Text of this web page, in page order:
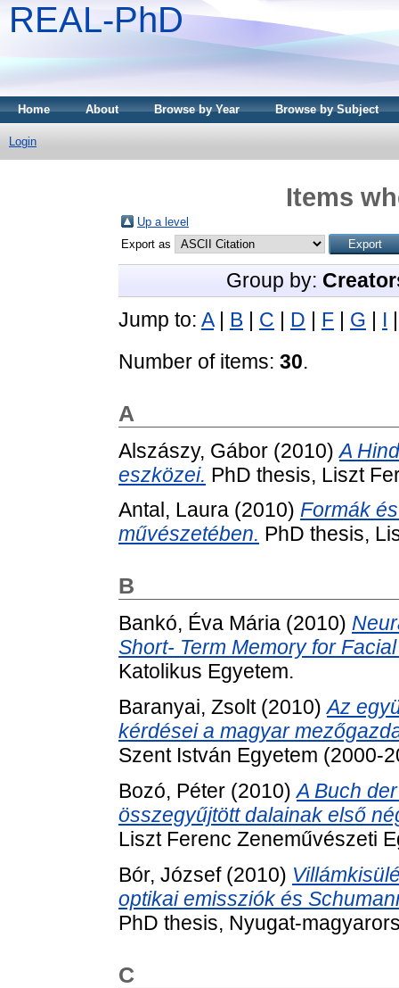
REAL-PhD
Home About Browse by Year Browse by Subject
Login
Items
Up a level
Export as
Group by:
Jump to: A| B | C | D | F | G | I
Number of items: 30.
A
Alszászy, Gábor (2010)A
eszközei. PhD thesis, Liszt
Antal, Laura (2010) Formák
művészetében. PhD thesis,
B
Bankó, Éva Mária (2010)
Short- Term Memory for
Katolikus Egyetem.
Baranyai, Zsolt(2010)Az
kérdései a magyar
Szent István Egyetem (2000-
Bozó, Péter (2010)A Buch
összegyűjtött dalainak első
Liszt Ferenc Zeneművészeti
Bór, József(2010)
optikai emissziók és
PhD thesis, Nyugat-
C